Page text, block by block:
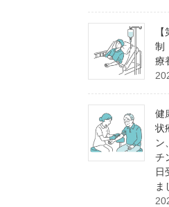
制
療
健
状
ン
チ
日
ま